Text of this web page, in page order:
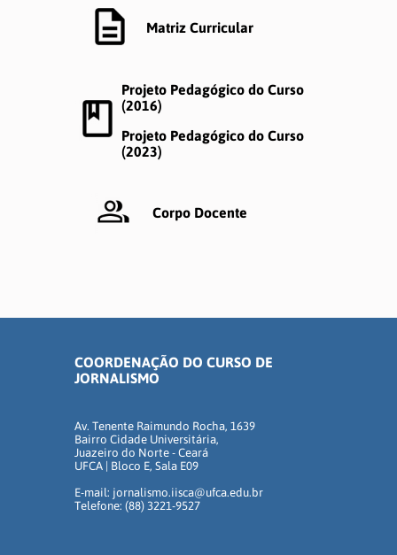
Matriz Curricular
Projeto Pedagógico do Curso
(2016)
Projeto Pedagógico do Curso
(2023)
Corpo Docente
COORDENAÇÃO DO CURSO DE
JORNALISMO
Av. Tenente Raimundo Rocha, 1639
Bairro Cidade Universitária,
Juazeiro do Norte - Ceará
UFCA | Bloco E, Sala E09
E-mail: jornalismo.iisca@ufca.edu.br
Telefone: (88) 3221-9527